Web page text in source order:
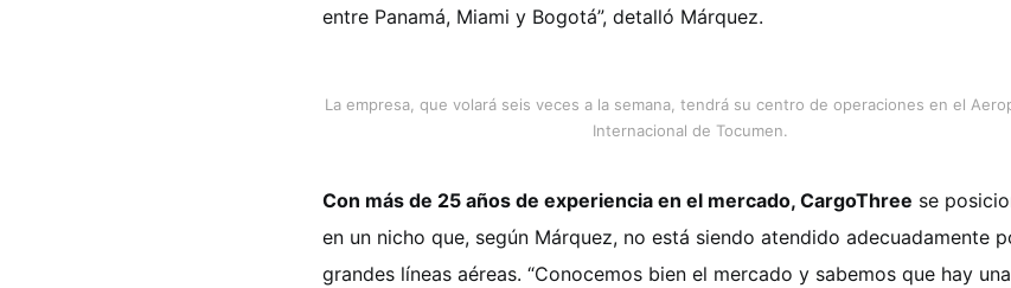
entre Panamá, Miami y Bogotá”, detalló Márquez.
La empresa, que volará seis veces a la semana, tendrá su centro de operaciones en el
Internacional de Tocumen.
Con más de 25 años de experiencia en el mercado, CargoThree se
en un nicho que, según Márquez, no está siendo atendido adecuadamente
grandes líneas aéreas. “Conocemos bien el mercado y sabemos que hay una